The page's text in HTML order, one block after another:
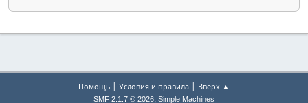
Помощь | Условия и правила | Вверх ▲
SMF 2.1.7 © 2026, Simple Machines